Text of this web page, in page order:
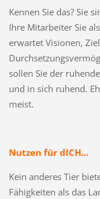
Kennen Sie das? Sie
Ihre Mitarbeiter Sie
erwartet Visionen,
sollen Sie der
und in sich ruhend.
meist.
Nutzen für dICH…
Kein anderes Tier
Fähigkeiten als das